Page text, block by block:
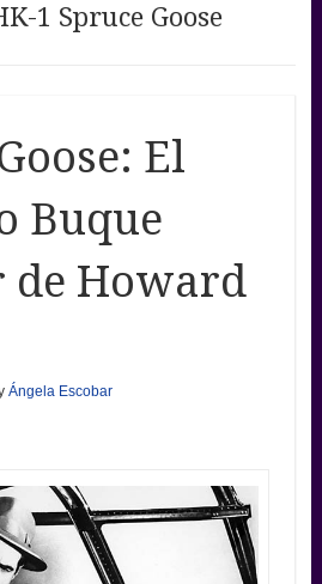
1 Spruce Goose
El
Buque
de Howard
Ángela Escobar